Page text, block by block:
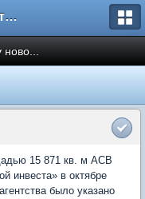
Форум Новостройки
ново...
15 871 кв. м АСВ
инвеста» в октябре
было указано